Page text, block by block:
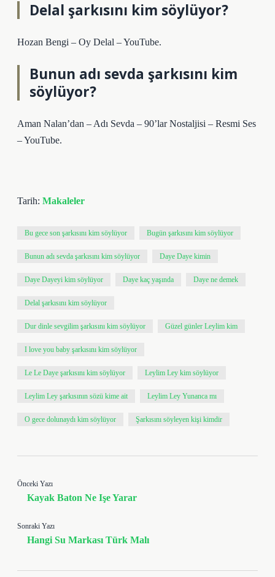
Delal şarkısını kim söylüyor?
Hozan Bengi – Oy Delal – YouTube.
Bunun adı sevda şarkısını kim
söylüyor?
Aman Nalan’dan – Adı Sevda – 90’lar Nostaljisi – Resmi Ses
– YouTube.
Tarih: Makaleler
Bu gece son şarkısını kim söylüyor Bugün şarkısını kim söylüyor
Bunun adı sevda şarkısını kim söylüyor Daye Daye kimin
Daye Dayeyi kim söylüyor Daye kaç yaşında Daye ne demek
Delal şarkısını kim söylüyor
Dur dinle sevgilim şarkısını kim söylüyor Güzel günler Leylim kim
I love you baby şarkısını kim söylüyor
Le Le Daye şarkısını kim söylüyor Leylim Ley kim söylüyor
Leylim Ley şarkısının sözü kime ait Leylim Ley Yunanca mı
O gece dolunaydı kim söylüyor Şarkısını söyleyen kişi kimdir
Önceki Yazı
Kayak Baton Ne Işe Yarar
Sonraki Yazı
Hangi Su Markası Türk Malı